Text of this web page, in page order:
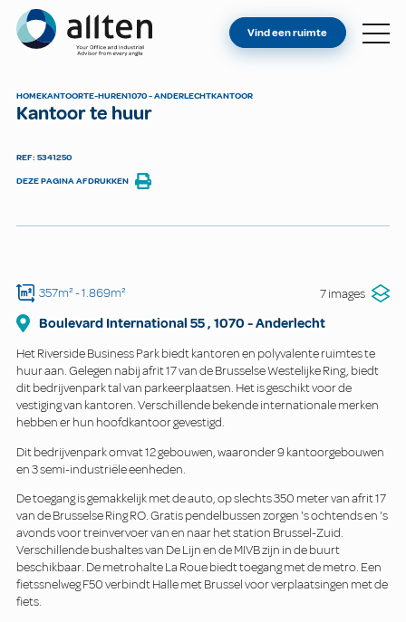
Allten
VIND EEN RUIMTE
Vind een ruimte
HOMEKANTOORTE-HUREN1070 - ANDERLECHTKANTOOR
Kantoor te huur
REF: 5341250
DEZE PAGINA AFDRUKKEN
357m²- 1.869m² 7 images
Boulevard International 55, 1070 -Anderlecht
Het Riverside Business Park biedt kantoren en polyvalente ruimtes te
huur aan. Gelegen nabij afrit 17 van de Brusselse Westelijke Ring, biedt
dit bedrijvenpark tal van parkeerplaatsen. Het is geschikt voor de
vestiging van kantoren. Verschillende bekende internationale merken
hebben er hun hoofdkantoor gevestigd.
Dit bedrijvenpark omvat 12 gebouwen, waaronder 9 kantoorgebouwen
en 3 semi-industriële eenheden.
De toegang is gemakkelijk met de auto, op slechts 350 meter van afrit 17
van de Brusselse Ring RO. Gratis pendelbussen zorgen 's ochtends en 's
avonds voor treinvervoer van en naar het station Brussel-Zuid.
Verschillende bushaltes van De Lijn en de MIVB zijn in de buurt
beschikbaar. De metrohalte La Roue biedt toegang met de metro. Een
fietssnelweg F50 verbindt Halle met Brussel voor verplaatsingen met de
fiets.